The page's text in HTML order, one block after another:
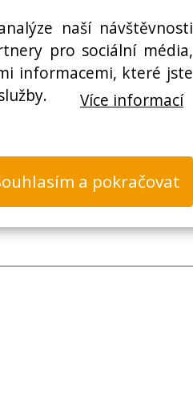
naší návštěvnosti
pro sociální média,
informacemi, které jste
Více informací
a pokračovat